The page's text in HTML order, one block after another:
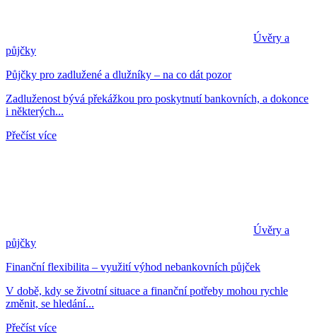
Úvěry a
půjčky
Půjčky pro zadlužené a dlužníky – na co dát pozor
Zadluženost bývá překážkou pro poskytnutí bankovních, a dokonce
i některých...
Přečíst více
Úvěry a
půjčky
Finanční flexibilita – využití výhod nebankovních půjček
V době, kdy se životní situace a finanční potřeby mohou rychle
změnit, se hledání...
Přečíst více